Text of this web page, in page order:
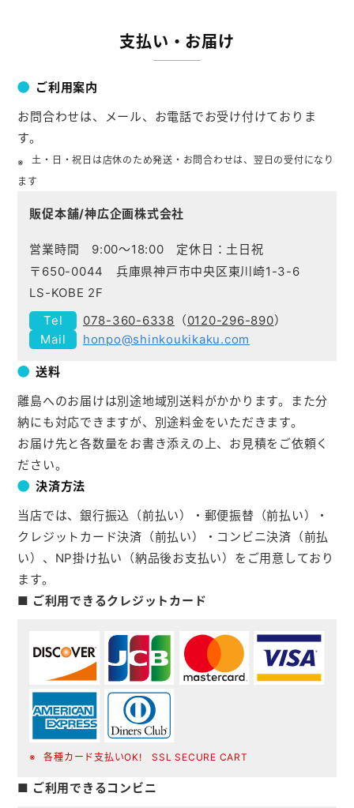
支払い・お届け
ご利用案内
お問合わせは、メール、お電話でお受け付けておりま
す。
土・日・祝日は店休のため発送・お問合わせは、翌日の受付になり
ます
販促本舗/神広企画株式会社
営業時間 9:00～18:00 定休日：土日祝
〒650-0044 兵庫県神戸市中央区東川崎1-3-6
LS-KOBE 2F
078-360-6338 （0120-296-890）
honpo@shinkoukikaku.com
送料
離島へのお届けは別途地域別送料がかかります。また分
納にも対応できますが、別途料金をいただきます。
お届け先と各数量をお書き添えの上、お見積をご依頼く
ださい。
決済方法
当店では、銀行振込（前払い）・郵便振替（前払い）・
クレジットカード決済（前払い）・コンビニ決済（前払
い）、NP掛け払い（納品後お支払い）をご用意しており
ます。
■ ご利用できるクレジットカード
各種カード支払いOK! SSL SECURE CART
■ ご利用できるコンビニ